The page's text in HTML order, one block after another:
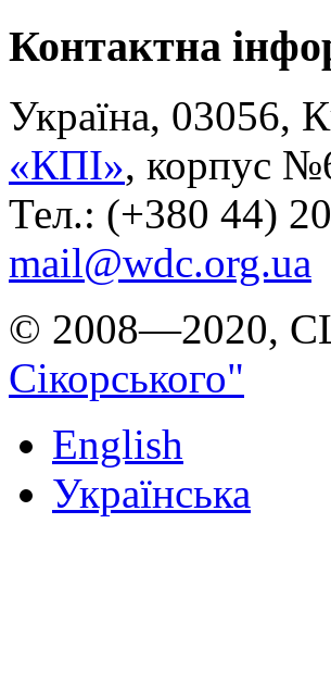
Контактна
Україна, 03056,
«КПІ», корпус
Тел.: (+380 44)
mail@wdc.org.ua
© 2008—2020,
Сікорського"
English
Українська